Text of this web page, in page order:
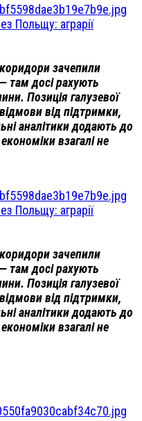
Польщу: аграрії
зачепили
там досі рахують
Позиція галузевої
від підтримки,
аналітики додають до
взагалі не
Польщу: аграрії
зачепили
там досі рахують
Позиція галузевої
від підтримки,
аналітики додають до
взагалі не